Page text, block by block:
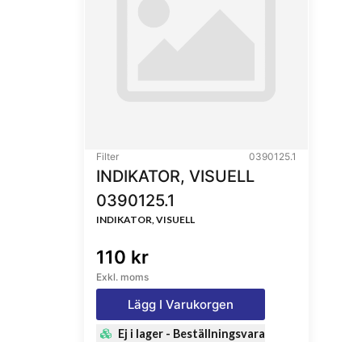
Filter 0390125.1
INDIKATOR, VISUELL
0390125.1
INDIKATOR, VISUELL
110 kr
Exkl. moms
Lägg I Varukorgen
Ej i lager - Beställningsvara